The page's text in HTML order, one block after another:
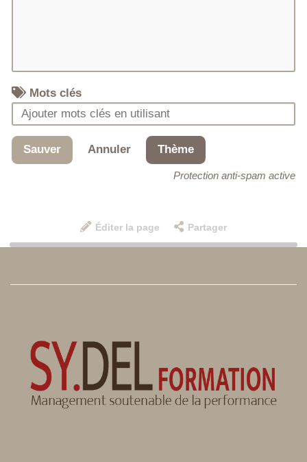
Mots clés
Sauver Annuler Thème
Protection anti-spam active
Éditer la page Partager